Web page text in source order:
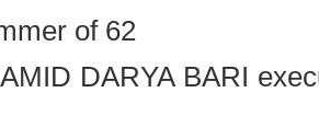
of 62
DARYA BARI